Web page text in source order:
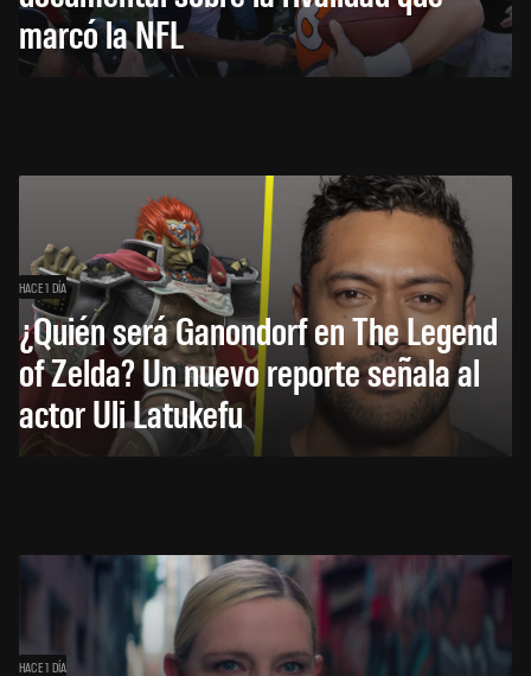
marcó la NFL
HACE 1 DÍA
¿Quién será Ganondorf en The Legend
of Zelda? Un nuevo reporte señala al
actor Uli Latukefu
HACE 1 DÍA